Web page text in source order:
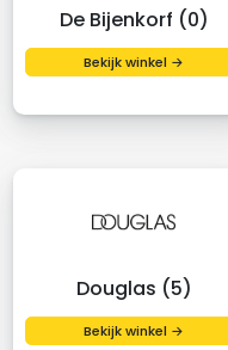
De Bijenkorf (0)
Bekijk winkel →
Douglas (5)
Bekijk winkel →